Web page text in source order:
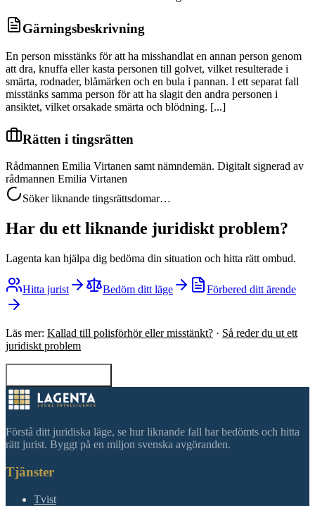
Gärningsbeskrivning
En person misstänks för att ha misshandlat en annan person genom
att dra, knuffa eller kasta personen till golvet, vilket resulterade i
smärta, rodnader, blåmärken och en bula i pannan. I ett separat fall
misstänks samma person för att ha slagit den andra personen i
ansiktet, vilket orsakade smärta och blödning. [...]
Rätten i tingsrätten
Rådmannen Emilia Virtanen samt nämndemän. Digitalt signerad av
rådmannen Emilia Virtanen
Söker liknande tingsrättsdomar…
Har du ett liknande juridiskt problem?
Lagenta kan hjälpa dig bedöma din situation och hitta rätt ombud.
Hitta jurist Bedöm ditt läge Förbered ditt ärende
Läs mer: Kallad till polisförhör eller misstänkt? · Så reder du ut ett
juridiskt problem
Förstå ditt juridiska läge, se hur liknande fall har bedömts och hitta
rätt jurist. Byggt på en miljon svenska avgöranden.
Tjänster
Tvist